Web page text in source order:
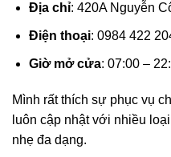
Địa chỉ: 420A Nguyễn
Điện thoại: 0984 422
Giờ mở cửa: 07:00 –
Mình rất thích sự phục vụ
luôn cập nhật với nhiều
nhẹ đa dạng.